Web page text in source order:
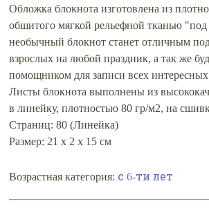
Обложка блокнота изготовлена из
обшитого мягкой рельефной тканью
необычный блокнот станет отличным
взрослых на любой праздник, а так же
помощником для записи всех
Листы блокнота выполнены из
в линейку, плотностью 80 гр/м2, на
Страниц: 80 (Линейка)
Размер: 21 х 2 х 15 см
Возрастная категория: с 6-ти лет